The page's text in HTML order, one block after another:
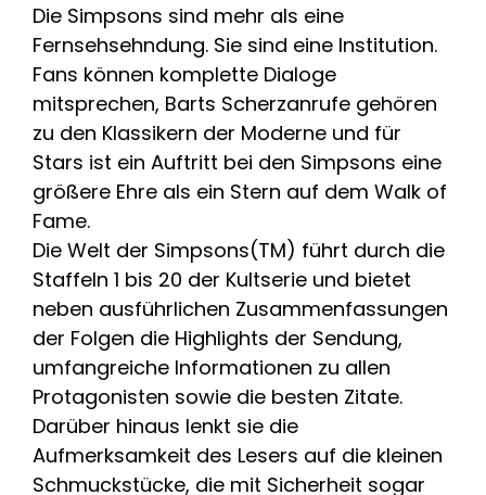
Die Simpsons sind mehr als eine
Fernsehsehndung. Sie sind eine Institution.
Fans können komplette Dialoge
mitsprechen, Barts Scherzanrufe gehören
zu den Klassikern der Moderne und für
Stars ist ein Auftritt bei den Simpsons eine
größere Ehre als ein Stern auf dem Walk of
Fame.
Die Welt der Simpsons(TM) führt durch die
Staffeln 1 bis 20 der Kultserie und bietet
neben ausführlichen Zusammenfassungen
der Folgen die Highlights der Sendung,
umfangreiche Informationen zu allen
Protagonisten sowie die besten Zitate.
Darüber hinaus lenkt sie die
Aufmerksamkeit des Lesers auf die kleinen
Schmuckstücke, die mit Sicherheit sogar